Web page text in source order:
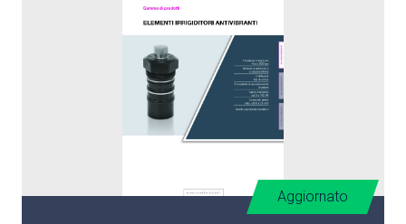
Aggiornato